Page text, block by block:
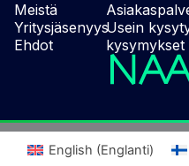
Meistä
Yritysjäsenyys
Ehdot
Usein
kysymykset
English (Englanti)